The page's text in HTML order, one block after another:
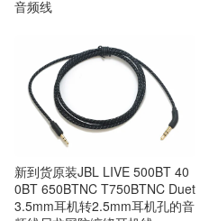
音频线
新到货原装JBL LIVE 500BT 40
0BT 650BTNC T750BTNC Duet
3.5mm耳机转2.5mm耳机孔的音